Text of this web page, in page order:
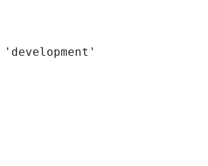
'development'